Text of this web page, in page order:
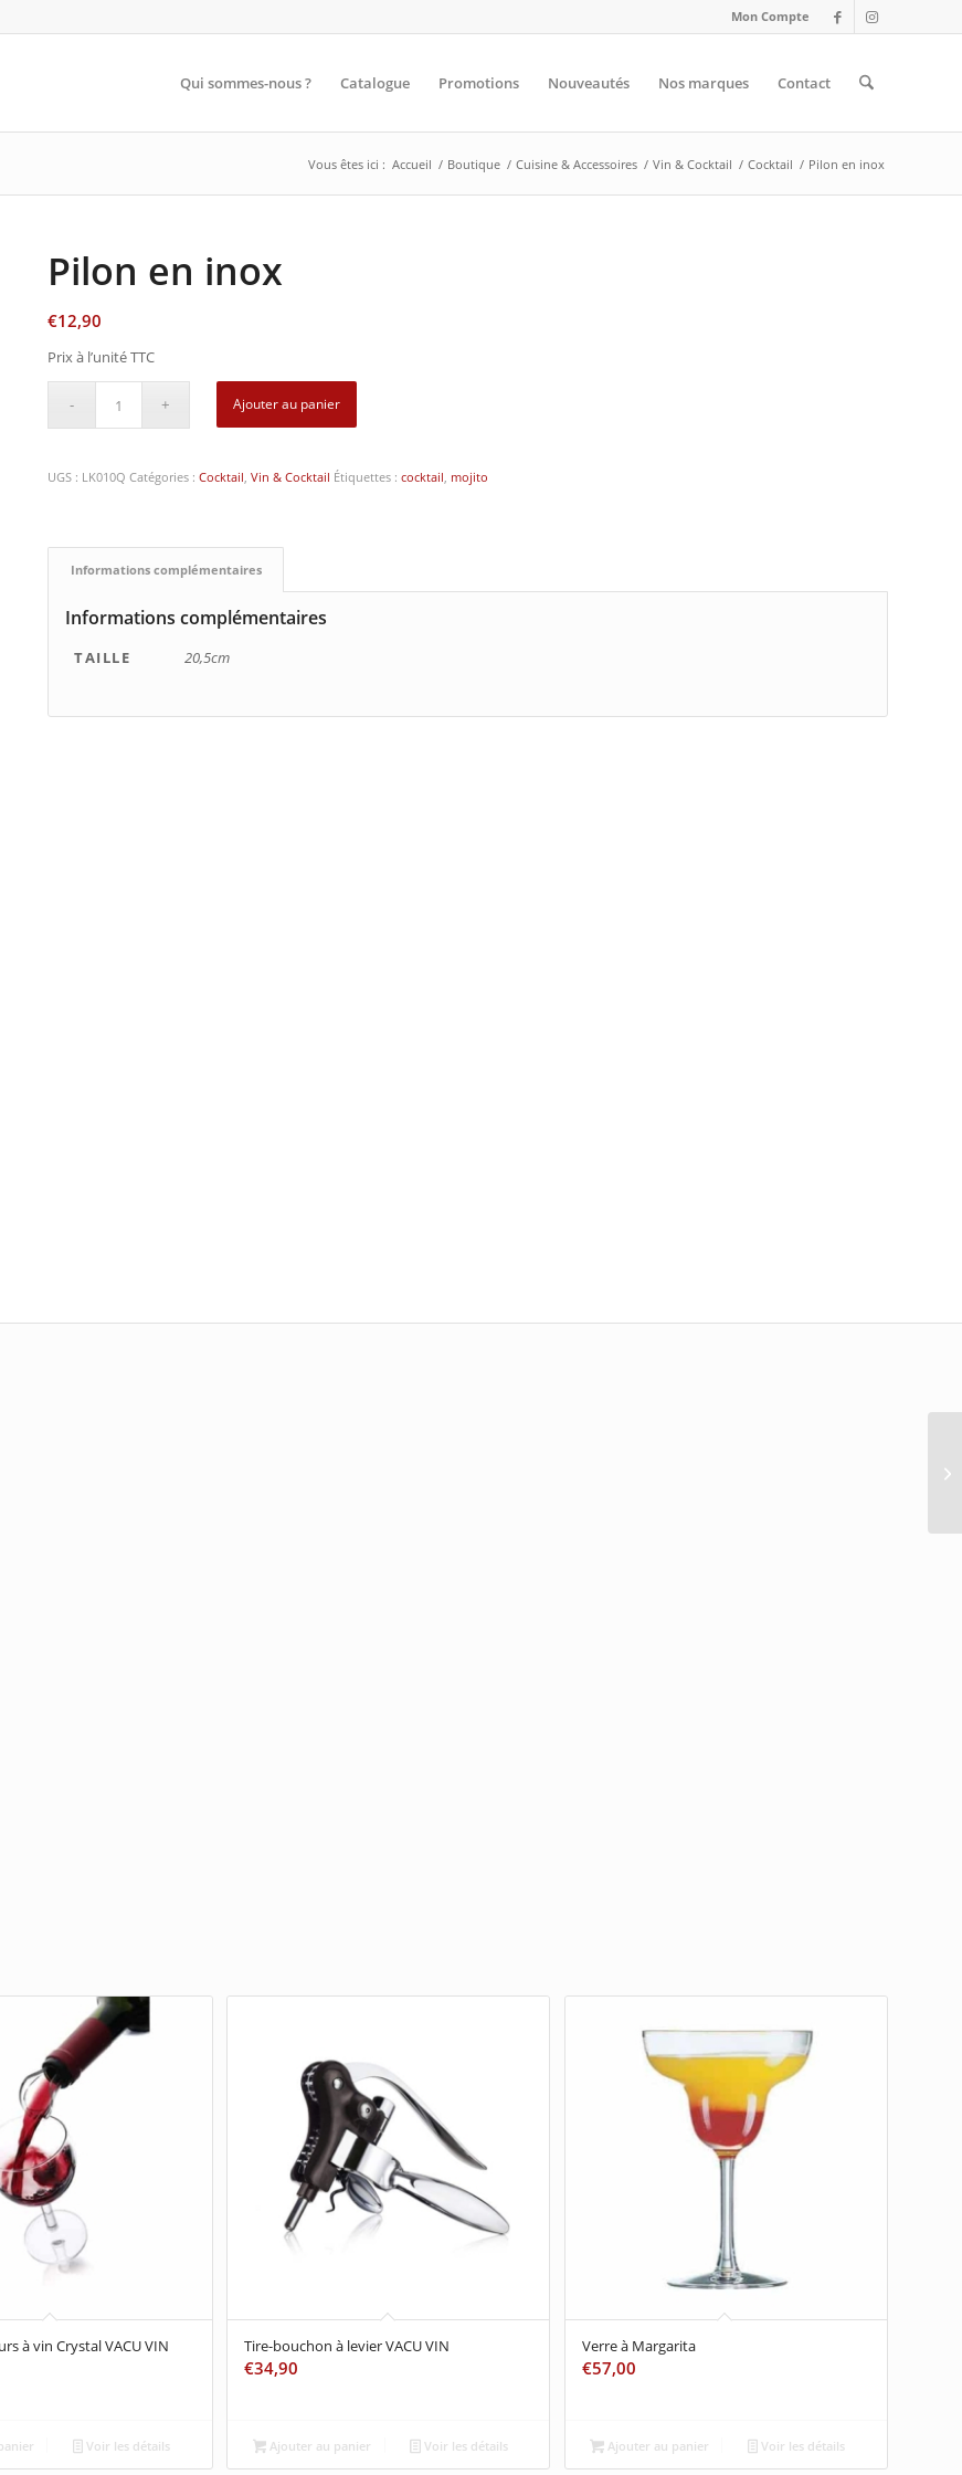
Mon Compte
Qui sommes-nous ? Catalogue Promotions Nouveautés Nos marques Contact
Vous êtes ici : Accueil / Boutique / Cuisine & Accessoires / Vin & Cocktail / Cocktail / Pilon en inox
Pilon en inox
€12,90
Prix à l’unité TTC
Ajouter au panier
UGS : LK010Q Catégories :Cocktail,Vin & Cocktail Étiquettes :cocktail, mojito
Informations complémentaires
Informations complémentaires
TAILLE 20,5cm
à vin Crystal VACU VIN
Voir les détails
Tire-bouchon à levier VACU VIN
€34,90
Ajouter au panier Voir les détails
Verre à Margarita
€57,00
Ajouter au panier Voir les détails